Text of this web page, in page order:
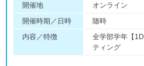
開催地
オンライン
開催時期／日時
随時
内容／特徴
全学部学年【
ティング